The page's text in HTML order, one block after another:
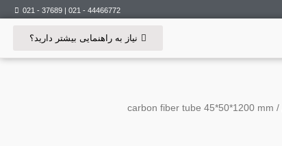
44466772 - 021 | 37689 - 021
نیاز به راهنمایی بیشتر دارید؟
/ carbon fiber tube 45*50*1200 mm